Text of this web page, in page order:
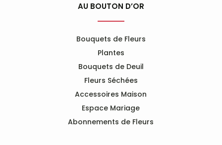
AU BOUTON D’OR
Bouquets de Fleurs
Plantes
Bouquets de Deuil
Fleurs Séchées
Accessoires Maison
Espace Mariage
Abonnements de Fleurs